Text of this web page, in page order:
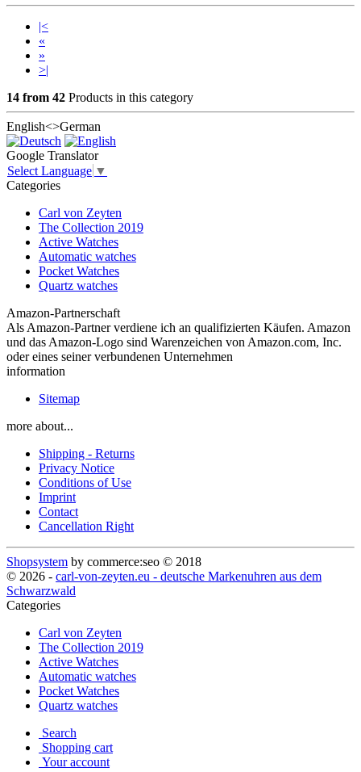
|<
«
»
>|
14 from 42 Products in this category
English<>German
Google Translator
Select Language ▼
Categories
Carl von Zeyten
The Collection 2019
Active Watches
Automatic watches
Pocket Watches
Quartz watches
Amazon-Partnerschaft
Als Amazon-Partner verdiene ich an qualifizierten Käufen. Amazon
und das Amazon-Logo sind Warenzeichen von Amazon.com, Inc.
oder eines seiner verbundenen Unternehmen
information
Sitemap
more about...
Shipping - Returns
Privacy Notice
Conditions of Use
Imprint
Contact
Cancellation Right
Shopsystem by commerce:seo © 2018
© 2026 - carl-von-zeyten.eu - deutsche Markenuhren aus dem
Schwarzwald
Categories
Carl von Zeyten
The Collection 2019
Active Watches
Automatic watches
Pocket Watches
Quartz watches
Search
Shopping cart
Your account